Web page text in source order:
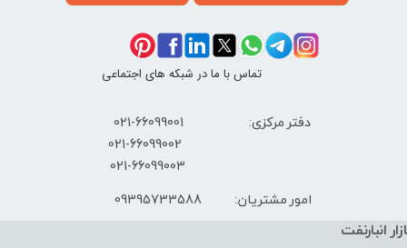
انبارنفت
دفتر مرکزی: 66099001-021
امور مشتریان:
​021-66099002
تماس با ما در شبکه های اجتماعی